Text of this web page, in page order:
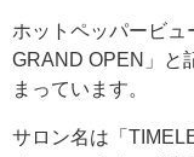
ホットペッパービュ
GRAND OPEN」と
まっています。
サロン名は「